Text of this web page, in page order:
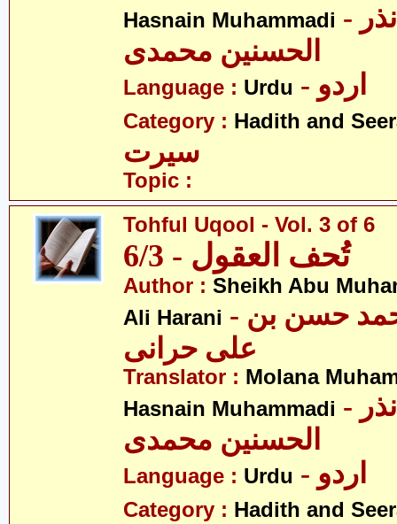
Hasnain Muhammadi - مولانا محمد نذر
الحسنین محمدی
Language : Urdu - اردو
Category : Hadith and
سیرت
Topic :
Tohful Uqool - Vol. 3 of 6
تُحف العقول - 6/3
Author : Sheikh Abu
Ali Harani - شیخ ابو محمد حسن بن
علی حرانی
Translator : Molana
Hasnain Muhammadi - مولانا محمد نذر
الحسنین محمدی
Language : Urdu - اردو
Category : Hadith and